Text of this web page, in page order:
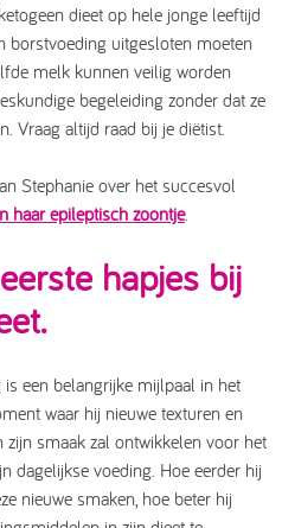
dieet op hele jonge leeftijd
borstvoeding uitgesloten moeten
melk kunnen veilig worden
begeleiding zonder dat ze
Vraag altijd raad bij je diëtist.
Stephanie over het succesvol
haar epileptisch zoontje.
hapjes bij
een belangrijke mijlpaal in het
waar hij nieuwe texturen en
zijn smaak zal ontwikkelen voor het
dagelijkse voeding. Hoe eerder hij
nieuwe smaken, hoe beter hij